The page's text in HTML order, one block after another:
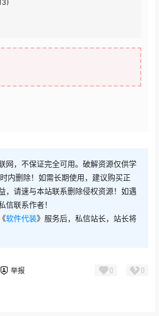
网，不保证完全可用。破解资源仅供学
内删除！如需长期使用，建议购买正
，请速与本站联系删除侵权资源！如遇
信联系作者！
软件代装》服务后，私信站长，站长将
举报 0 0